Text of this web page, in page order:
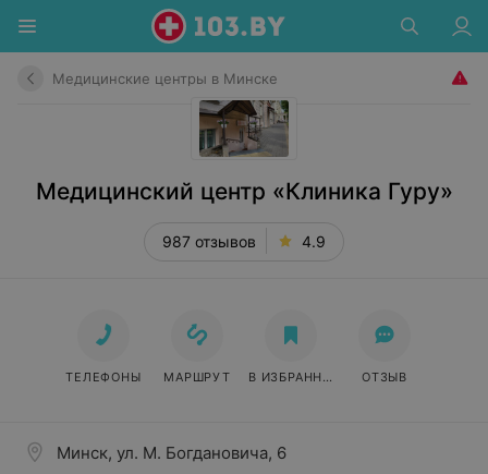
Медицинские центры в Минске
Медицинский центр «Клиника Гуру»
987 отзывов 4.9
Минск, ул. М. Богдановича, 6
ТЕЛЕФОНЫ МАРШРУТ В ИЗБРАННОЕ ОТЗЫВ